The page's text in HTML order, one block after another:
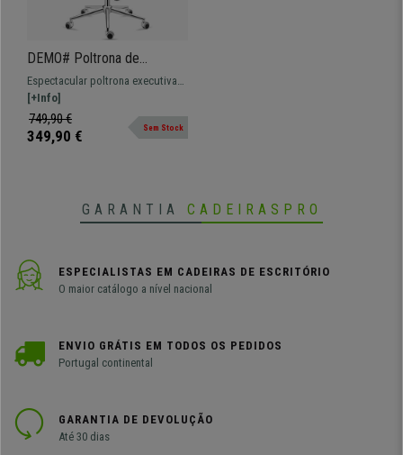
DEMO# Poltrona de
Escritório CANCÚN, Encosto
Alto, Mecanismo de
Reclinação, Pele Verdadeira,
Castanho
Espectacular poltrona executiva
em pele verdadeira. Design
moderno e conforto ao melhor
preço.
[+Info]
749,90 €
349,90 € Sem Stock
GARANTIA CADEIRASPRO
ESPECIALISTAS EM CADEIRAS DE ESCRITÓRIO
O maior catálogo a nível nacional
ENVIO GRÁTIS EM TODOS OS PEDIDOS
Portugal continental
GARANTIA DE DEVOLUÇÃO
Até 30 dias